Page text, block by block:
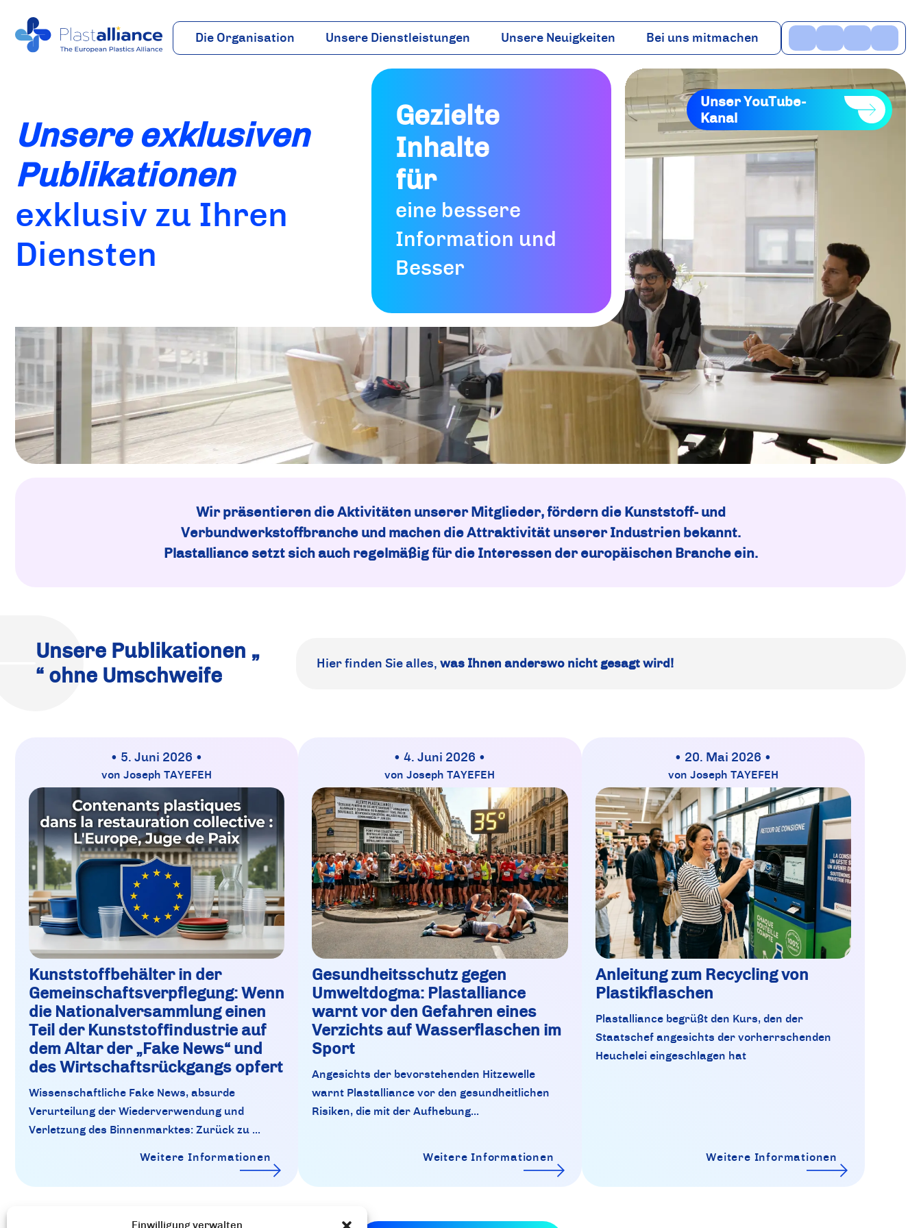
Einwilligung verwalten
Die Organisation
Über uns
Studiengang
Unsere Dienstleistungen
Vorschriften
Institutioneller Einfluss
Wissenschaft & Ökobilanz
Märkte & Rohstoffe
Unsere Neuigkeiten
Veröffentlichungen
Bei uns mitmachen
Vorteile
Kontakt
Unsere exklusiven
Publikationen
exklusiv zu Ihren
Diensten
Gezielte
Inhalte
für
eine bessere
Information und
Besser
Unser YouTube-
Kanal
Wir präsentieren die Aktivitäten unserer Mitglieder, fördern die Kunststoff- und
Verbundwerkstoffbranche und machen die Attraktivität unserer Industrien bekannt.
Plastalliance setzt sich auch regelmäßig für die Interessen der europäischen Branche ein.
Unsere Publikationen „
“ ohne Umschweife
Hier finden Sie alles, was Ihnen anderswo nicht gesagt wird!
• 5. Juni 2026 •
von Joseph TAYEFEH
Kunststoffbehälter in der
Gemeinschaftsverpflegung: Wenn
die Nationalversammlung einen
Teil der Kunststoffindustrie auf
dem Altar der „Fake News“ und
des Wirtschaftsrückgangs opfert
Wissenschaftliche Fake News, absurde
Verurteilung der Wiederverwendung und
Verletzung des Binnenmarktes: Zurück zu ...
Weitere Informationen
• 4. Juni 2026 •
von Joseph TAYEFEH
Gesundheitsschutz gegen
Umweltdogma: Plastalliance
warnt vor den Gefahren eines
Verzichts auf Wasserflaschen im
Sport
Angesichts der bevorstehenden Hitzewelle
warnt Plastalliance vor den gesundheitlichen
Risiken, die mit der Aufhebung...
Weitere Informationen
• 20. Mai 2026 •
von Joseph TAYEFEH
Anleitung zum Recycling von
Plastikflaschen
Plastalliance begrüßt den Kurs, den der
Staatschef angesichts der vorherrschenden
Heuchelei eingeschlagen hat
Weitere Informationen